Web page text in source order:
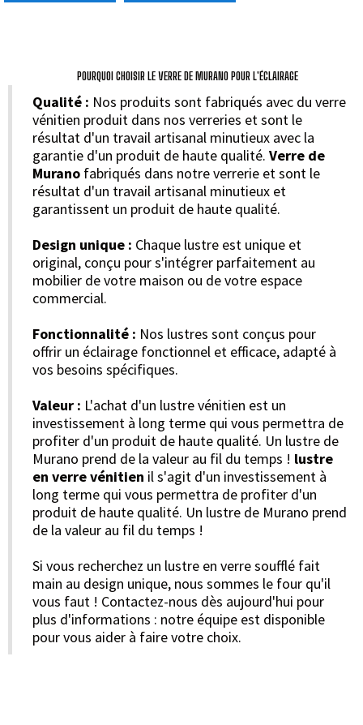
POURQUOI CHOISIR LE VERRE DE MURANO POUR L'ÉCLAIRAGE
Qualité : Nos produits sont fabriqués avec du verre
vénitien produit dans nos verreries et sont le
résultat d'un travail artisanal minutieux avec la
garantie d'un produit de haute qualité. Verre de
Murano fabriqués dans notre verrerie et sont le
résultat d'un travail artisanal minutieux et
garantissent un produit de haute qualité.
Design unique : Chaque lustre est unique et
original, conçu pour s'intégrer parfaitement au
mobilier de votre maison ou de votre espace
commercial.
Fonctionnalité : Nos lustres sont conçus pour
offrir un éclairage fonctionnel et efficace, adapté à
vos besoins spécifiques.
Valeur : L'achat d'un lustre vénitien est un
investissement à long terme qui vous permettra de
profiter d'un produit de haute qualité. Un lustre de
Murano prend de la valeur au fil du temps ! lustre
en verre vénitien il s'agit d'un investissement à
long terme qui vous permettra de profiter d'un
produit de haute qualité. Un lustre de Murano prend
de la valeur au fil du temps !
Si vous recherchez un lustre en verre soufflé fait
main au design unique, nous sommes le four qu'il
vous faut ! Contactez-nous dès aujourd'hui pour
plus d'informations : notre équipe est disponible
pour vous aider à faire votre choix.